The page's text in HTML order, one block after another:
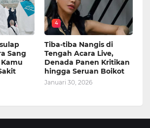
Sang
4
Tiba-tiba Nangis di
Tengah Acara Live,
Denada Panen Kritikan
hingga Seruan Boikot
Januari 30, 2026